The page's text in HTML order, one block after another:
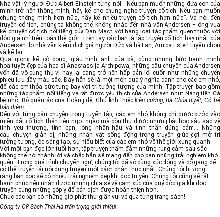
Nhà vật lý người Đức Albert Einstein từng nói: “Nếu bạn muốn những đứa con của
mình trở nên thông minh, hãy kể cho chúng nghe truyện cổ tích. Nếu bạn muốn
chúng thông minh hơn nữa, hãy kể nhiều truyện cổ tích hơn nữa”. Và nói đến
truyện cổ tích, chúng ta không thể không nhắc đến nhà văn Andersen – ông vua
kể chuyện cổ tích nổi tiếng của Đan Mạch với hàng loạt tác phẩm quen thuộc với
độc giả nhí trên toàn thế giới. Trên tay các bạn là tập truyện cổ tích hay nhất của
Andersen do nhà văn kiêm dịch giả người Đức và hà Lan, Arnica Esterl tuyển chọn
và kể lại.
Qua giọng kể cô đọng, giàu hình ảnh của bà, cùng những bức tranh minh
họa tuyệt đẹp của họa sĩ Anastassija Archipowa, những câu chuyện của Andersen
vốn đã vô cùng thú vị nay lại càng trở nên hấp dẫn lôi cuốn như những chuyến
phiêu lưu đầy màu sắc. Đây hẳn sẽ là một món quà ý nghĩa dành cho các em nhỏ,
để các em thỏa sức tung bay với trí tưởng tượng của mình. Tập truyện bao gồm
những tác phẩm nổi tiếng và rất được yêu thích của Andersen như: Nàng tiên Cá
bé nhỏ, Bộ quần áo của Hoàng đế, Chú lính thiếckiên cường, Bà Chúa tuyết, Cô bé
bán diêm,…
Đến với từng câu chuyện trong tuyển tập, các em nhỏ không chỉ được bước vào
miền đất cổ tích thần tiên ngọt ngào mà còn thu được những bài học sâu sắc về
tình yêu thương, tình bạn, lòng nhân hậu và tinh thần dũng cảm… Những
câu chuyện giản dị, những nhân vật sống động trong truyện giúp gợi mở trí
tưởng tượng, óc sáng tạo, sự hiểu biết của các em nhỏ về thế giới xung quanh.
Với một bạn đọc lớn tuổi hơn, tập truyện thấm đẫm những rung cảm sâu sắc
không thể nói thành lời và chắc hẳn sẽ mang đến cho bạn những trải nghiệm khó
quên. Trong quá trình chuyển ngữ, chúng tôi đã vô cùng xúc động và cố gắng để
có thể truyền tải nội dung truyện một cách chân thực nhất. Chúng tôi hi vọng
rằng bạn đọc sẽ có nhiều trải nghiệm đẹp khi đọc truyện. Chúng tôi cũng sẽ rất
hạnh phúc nếu nhận được những chia sẻ về cảm xúc của quý độc giả khi đọc
truyện cùng những góp ý để bản dịch được hoàn thiện hơn.
Chúc các bạn có những giờ phút thư giãn vui vẻ qua từng trang sách!
Công ty CP Sách Thái Hà trân trọng giới thiệu!